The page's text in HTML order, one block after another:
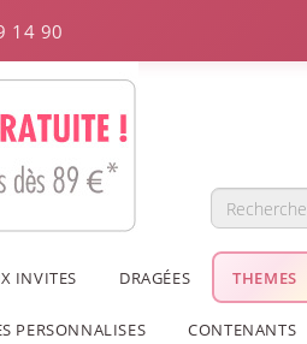
14 90
INVITES DRAGÉES THEMES
PERSONNALISES CONTENANTS